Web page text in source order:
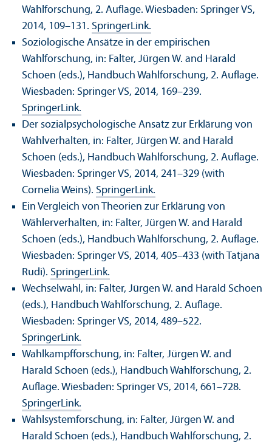
Wahlforschung, 2. Auflage. Wiesbaden: Springer VS,
2014, 109–131. SpringerLink.
Soziologische Ansätze in der empirischen
Wahlforschung, in: Falter, Jürgen W. and Harald
Schoen (eds.), Handbuch Wahlforschung, 2. Auflage.
Wiesbaden: Springer VS, 2014, 169–239.
SpringerLink.
Der sozialpsychologische Ansatz zur Erklärung von
Wahlverhalten, in: Falter, Jürgen W. and Harald
Schoen (eds.), Handbuch Wahlforschung, 2. Auflage.
Wiesbaden: Springer VS, 2014, 241–329 (with
Cornelia Weins). SpringerLink.
Ein Vergleich von Theorien zur Erklärung von
Wählerverhalten, in: Falter, Jürgen W. and Harald
Schoen (eds.), Handbuch Wahlforschung, 2. Auflage.
Wiesbaden: Springer VS, 2014, 405–433 (with Tatjana
Rudi). SpringerLink.
Wechselwahl, in: Falter, Jürgen W. and Harald Schoen
(eds.), Handbuch Wahlforschung, 2. Auflage.
Wiesbaden: Springer VS, 2014, 489–522.
SpringerLink.
Wahlkampfforschung, in: Falter, Jürgen W. and
Harald Schoen (eds.), Handbuch Wahlforschung, 2.
Auflage. Wiesbaden: Springer VS, 2014, 661–728.
SpringerLink.
Wahlsystemforschung, in: Falter, Jürgen W. and
Harald Schoen (eds.), Handbuch Wahlforschung, 2.